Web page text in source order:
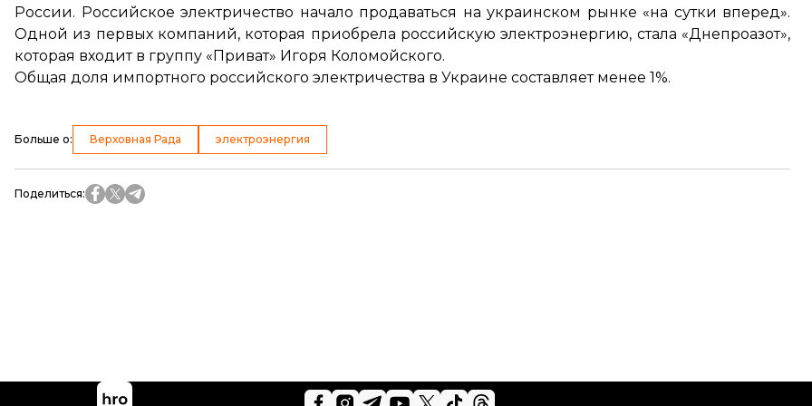
России. Российское электричество начало продаваться на украинском рынке «на сутки вперед».
Одной из первых компаний, которая приобрела российскую электроэнергию, стала «Днепроазот»,
которая входит в группу «Приват» Игоря Коломойского.
Общая доля импортного российского электричества в Украине составляет менее 1%.
Больше о: Верховная Рада электроэнергия
Поделиться: